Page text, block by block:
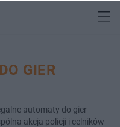
GIER
automaty do gier
akcja policji i celników